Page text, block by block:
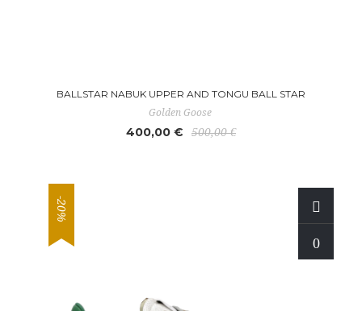
BALLSTAR NABUK UPPER AND TONGU BALL STAR
Golden Goose
400,00 € 500,00 €
-20%